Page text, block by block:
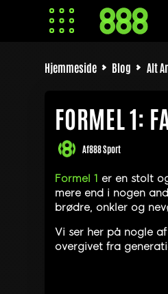
Hjemmeside Blog Alt
FORMEL 1:
Af888 Sport
Formel 1 er en stolt
mere end i nogen
brødre, onkler og
Vi ser her på nogle
overgivet fra